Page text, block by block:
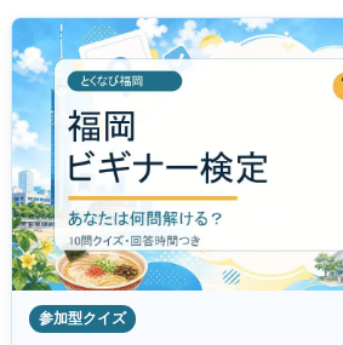
参加型クイズ